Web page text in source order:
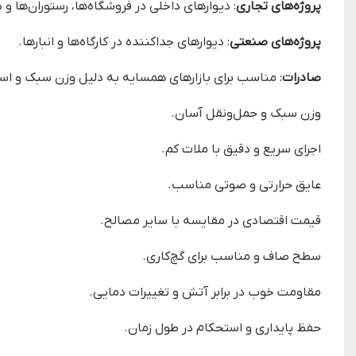
پروژه‌های تجاری: دیوارهای داخلی در فروشگاه‌ها، رستوران‌ها
پروژه‌های صنعتی: دیوارهای جداکننده در کارگاه‌ها و انبارها.
صادرات: مناسب برای بازارهای همسایه به دلیل وزن سبک و
وزن سبک و حمل‌ونقل آسان.
اجرای سریع و دقیق با ملات کم.
عایق حرارتی و صوتی مناسب.
قیمت اقتصادی در مقایسه با سایر مصالح.
سطح صاف و مناسب برای گچ‌کاری.
مقاومت خوب در برابر آتش و تغییرات دمایی.
حفظ پایداری و استحکام در طول زمان.